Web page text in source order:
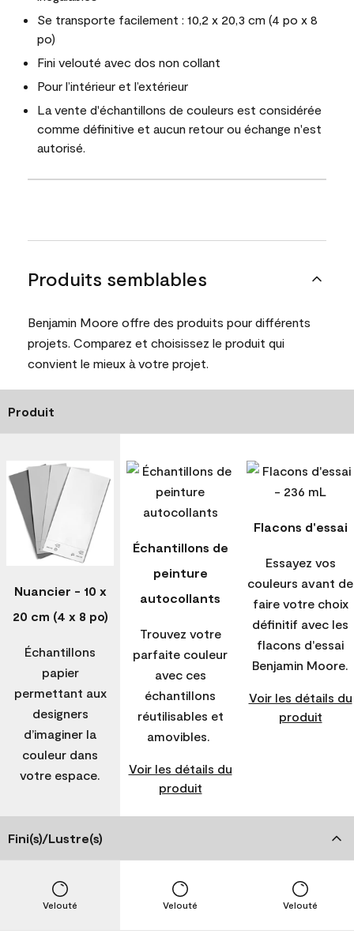
Se transporte facilement : 10,2 x 20,3 cm (4 po x 8
po)
Fini velouté avec dos non collant
Pour l’intérieur et l’extérieur
La vente d'échantillons de couleurs est considérée
comme définitive et aucun retour ou échange n'est
autorisé.
Produits semblables
Benjamin Moore offre des produits pour différents
projets. Comparez et choisissez le produit qui
convient le mieux à votre projet.
Produit
Nuancier - 10 x
20 cm (4 x 8 po)
Échantillons
papier
permettant aux
designers
d’imaginer la
couleur dans
votre espace.
Échantillons de
peinture
autocollants
Trouvez votre
parfaite couleur
avec ces
échantillons
réutilisables et
amovibles.
Voir les détails du
produit
Flacons d'essai
Essayez vos
couleurs avant de
faire votre choix
définitif avec les
flacons d'essai
Benjamin Moore.
Voir les détails du
produit
Fini(s)/Lustre(s)
Velouté Velouté Velouté